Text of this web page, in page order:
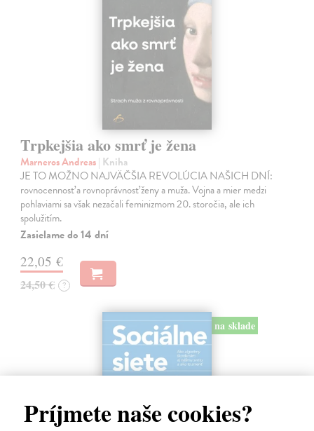
Príjmete naše cookies?
Trpkejšia ako smrť je žena
Marneros Andreas| Kniha
JE TO MOŽNO NAJVÄČŠIA REVOLÚCIA NAŠICH DNÍ:
rovnocennosť a rovnoprávnosť ženy a muža. Vojna a mier medzi
pohlaviami sa však nezačali feminizmom 20. storočia, ale ich
spolužitím.
Zasielame do 14 dní
22,05 €
24,50 € ?
na sklade